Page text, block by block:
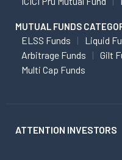
MUTUAL FUNDS
ELSS Funds Liquid
Arbitrage Funds
Gilt
Multi Cap Funds
ATTENTION INVESTORS